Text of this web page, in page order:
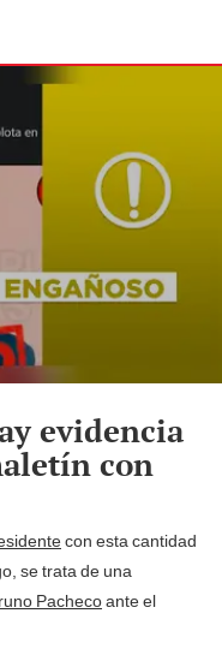
evidencia
con
con esta cantidad
se trata de una
Pachecoante el